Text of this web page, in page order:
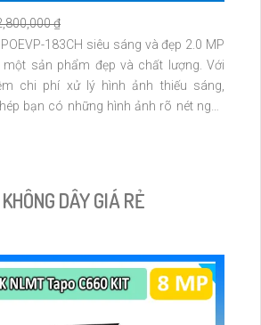
₫
183CH siêu sáng và đẹp 2.0 MP
sản phẩm đẹp và chất lượng. Với
chi phí xử lý hình ảnh thiếu sáng,
bạn có những hình ảnh rõ nét ngay
DÂY GIÁ RẺ